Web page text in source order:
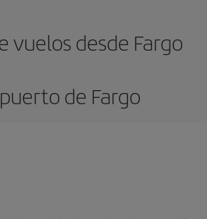
vuelos desde Fargo
de Fargo